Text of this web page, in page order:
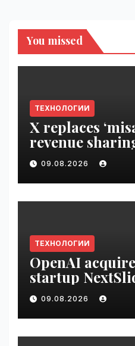
You missed
ТЕХНОЛОГИИ
X replaces
revenue
with Original
Rewards |
09.08.2026
ТЕХНОЛОГИИ
OpenAI
startup
09.08.2026